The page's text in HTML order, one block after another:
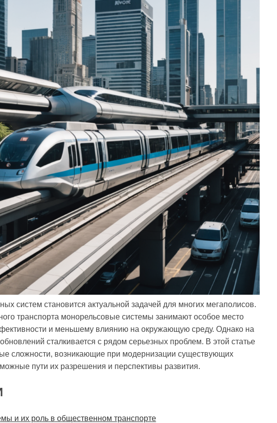
систем становится актуальной задачей для многих мегаполисов.
транспорта монорельсовые системы занимают особое место
и меньшему влиянию на окружающую среду. Однако на
сталкивается с рядом серьезных проблем. В этой статье
сложности, возникающие при модернизации существующих
пути их разрешения и перспективы развития.
и их роль в общественном транспорте